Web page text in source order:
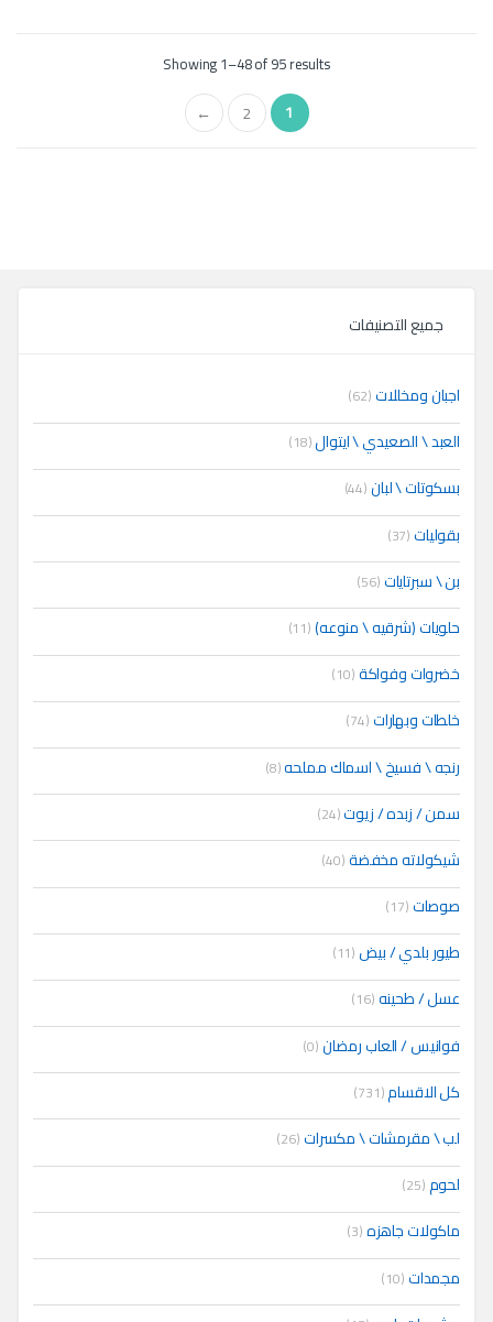
Showing 1–48 of 95 results
1
2
←
جميع التصنيفات
اجبان ومخللات(62)
العبد \ الصعيدي \ ايتوال(18)
بسكوتات \ لبان(44)
بقوليات(37)
بن \ سبرتايات(56)
حلويات (شرقيه \ منوعه)(11)
خضروات وفواكة(10)
خلطات وبهارات(74)
رنجه \ فسيخ \ اسماك مملحه(8)
سمن / زبده / زيوت(24)
شيكولاته مخفضة(40)
صوصات(17)
طيور بلدي / بيض(11)
عسل / طحينه(16)
فوانيس / العاب رمضان(0)
كل الاقسام(731)
لب \ مقرمشات \ مكسرات(26)
لحوم(25)
ماكولات جاهزه(3)
مجمدات(10)